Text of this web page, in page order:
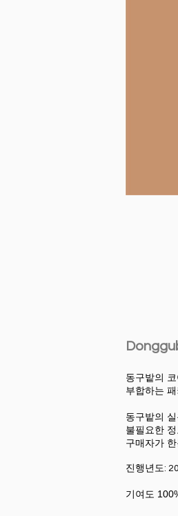
동구밭의
부합하는
동구밭의
불필요한
구매자가
진행년도:
기여도